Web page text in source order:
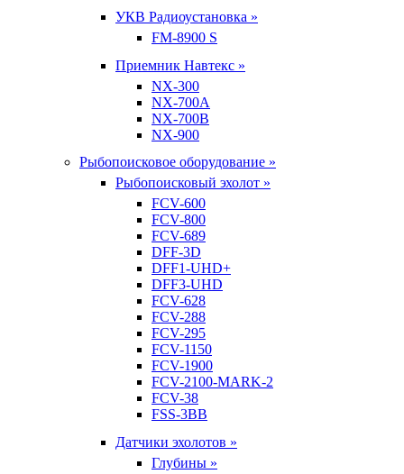
УКВ Радиоустановка »
FM-8900 S
Приемник Навтекс »
NX-300
NX-700A
NX-700B
NX-900
Рыбопоисковое оборудование »
Рыбопоисковый эхолот »
FCV-600
FCV-800
FCV-689
DFF-3D
DFF1-UHD+
DFF3-UHD
FCV-628
FCV-288
FCV-295
FCV-1150
FCV-1900
FCV-2100-MARK-2
FCV-38
FSS-3BB
Датчики эхолотов »
Глубины »